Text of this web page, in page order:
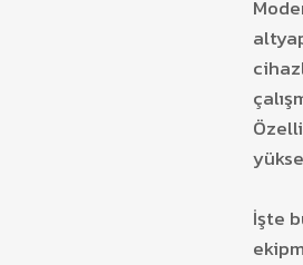
İşte